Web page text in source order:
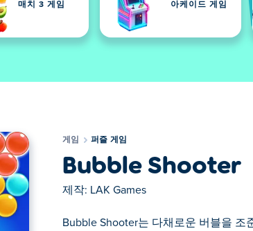
매치 3 게임 아케이드 게임
게임 퍼즐 게임
Bubble Shooter
제작: LAK Games
Bubble Shooter는 다채로운 버블을 조